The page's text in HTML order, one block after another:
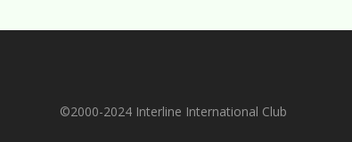
©2000-2024 Interline International Club